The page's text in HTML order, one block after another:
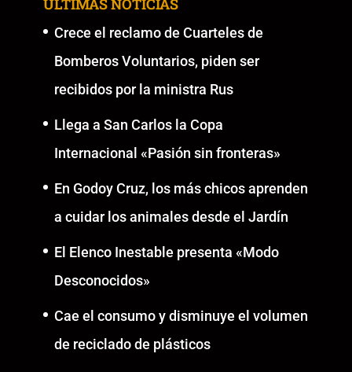
ÚLTIMAS NOTICIAS
Crece el reclamo de Cuarteles de
Bomberos Voluntarios, piden ser
recibidos por la ministra Rus
Llega a San Carlos la Copa
Internacional «Pasión sin fronteras»
En Godoy Cruz, los más chicos aprenden
a cuidar los animales desde el Jardín
El Elenco Inestable presenta «Modo
Desconocidos»
Cae el consumo y disminuye el volumen
de reciclado de plásticos